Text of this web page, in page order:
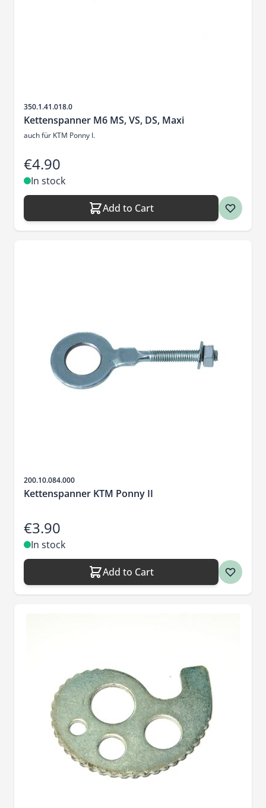
Sku
350.1.41.018.0
Kettenspanner M6 MS, VS, DS, Maxi
auch für KTM Ponny I.
€4.90
In stock
Add to Cart
Sku
200.10.084.000
Kettenspanner KTM Ponny II
€3.90
In stock
Add to Cart